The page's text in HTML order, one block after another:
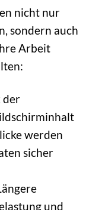
nicht nur
sondern auch
Arbeit
der
werden
sicher
und